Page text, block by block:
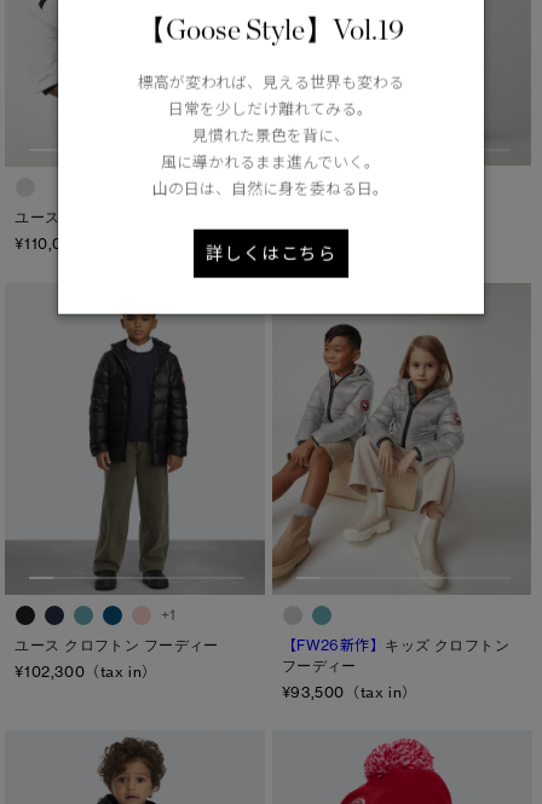
ユース ランデル ボンバー Non-Fur
¥110,000（tax in）
¥102,300（tax in）
+1
ユース クロフトン フーディー
¥102,300（tax in）
【FW26新作】 キッズ クロフトン
フーディー
¥93,500（tax in）
【Goose Style】Vol.19
標高が変われば、見える世界も変わる
日常を少しだけ離れてみる。
見慣れた景色を背に、
風に導かれるまま進んでいく。
山の日は、自然に身を委ねる日。
詳しくはこちら